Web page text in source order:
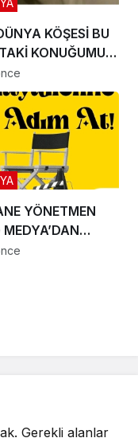
KÖŞESİ BU
KONUĞUMUZ
YÖNETMEN
MEDYA’DAN
BİR
Gerekli alanlar